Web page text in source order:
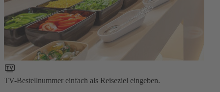
TV-Bestellnummer einfach als Reiseziel eingeben.